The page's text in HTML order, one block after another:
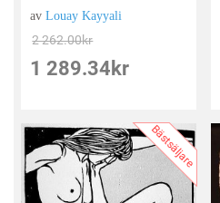
avLouay Kayyali
2 262.00kr
1 289.34 kr
Bästsäljare